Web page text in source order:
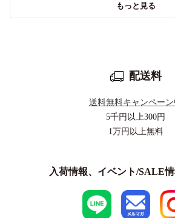
もっと見る
配送料
送料無料キャンペーン
5千円以上300円
1万円以上無料
入荷情報、イベント/SALE